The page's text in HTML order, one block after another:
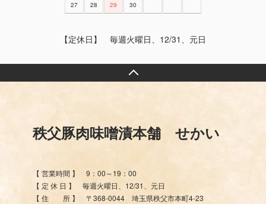
27 28 29 30
【定休日】 毎週火曜日、12/31、元日
秩父豚肉味噌漬本舗 せかい
【 営業時間 】 9：00～19：00
【 定 休 日 】 毎週火曜日、12/31、元日
【 住 所 】 〒368-0044 埼玉県秩父市本町4-23